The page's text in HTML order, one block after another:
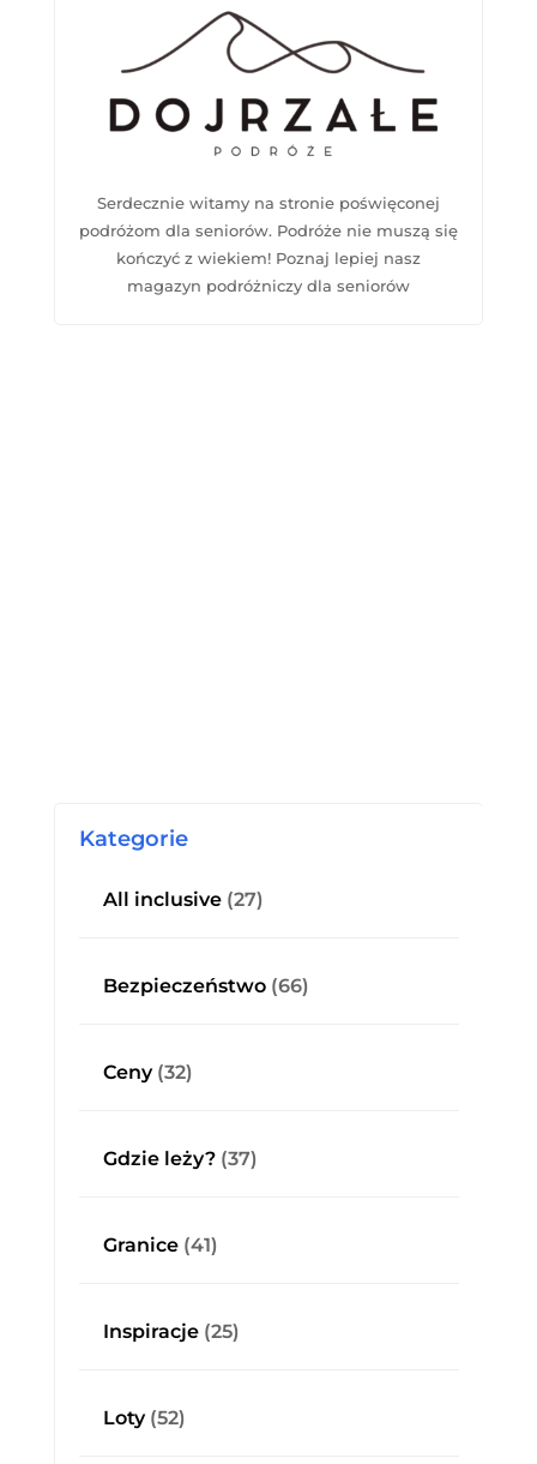
Serdecznie witamy na stronie poświęconej
podróżom dla seniorów. Podróże nie muszą się
kończyć z wiekiem! Poznaj lepiej nasz
magazyn podróżniczy dla seniorów
Kategorie
All inclusive(27)
Bezpieczeństwo(66)
Ceny(32)
Gdzie leży?(37)
Granice(41)
Inspiracje(25)
Loty(52)